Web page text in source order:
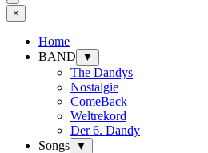
×
Home
BAND
▼
The Dandys
Nostalgie
ComeBack
Weltrekord
Der 6. Dandy
Songs
▼